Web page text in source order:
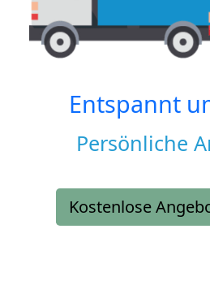
Entspannt
Persönliche
Kostenlose